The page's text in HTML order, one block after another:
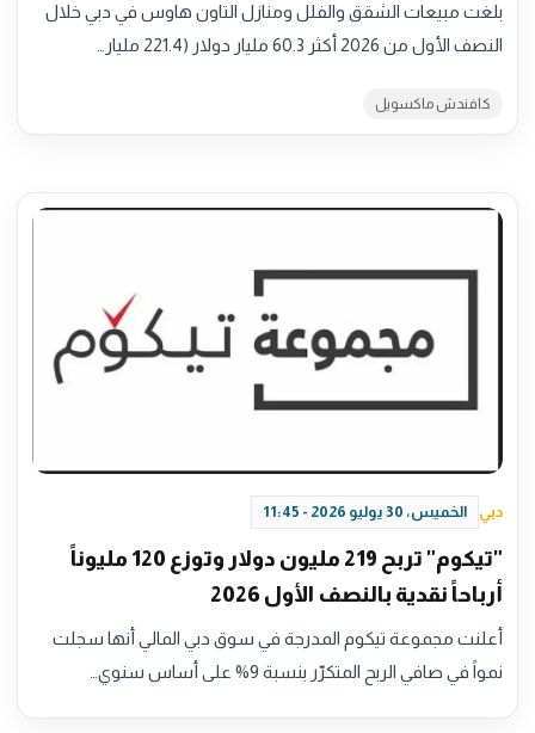
بلغت مبيعات الشقق والفلل ومنازل التاون هاوس في دبي خلال
النصف الأول من 2026 أكثر 60.3 مليار دولار (221.4 مليار…
كافندش ماكسويل
دبي الخميس، 30 يوليو 2026 - 11:45
"تيكوم" تربح 219 مليون دولار وتوزع 120 مليوناً
أرباحاً نقدية بالنصف الأول 2026
أعلنت مجموعة تيكوم المدرجة في سوق دبي المالي أنها سجلت
نمواً في صافي الربح المتكرّر بنسبة 9% على أساس سنوي…